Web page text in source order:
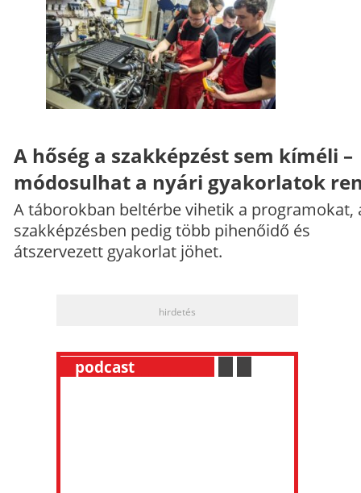
A hőség a szakképzést sem kíméli –
módosulhat a nyári gyakorlatok
A táborokban beltérbe vihetik a programokat,
szakképzésben pedig több pihenőidő és
átszervezett gyakorlat jöhet.
hirdetés
podcast